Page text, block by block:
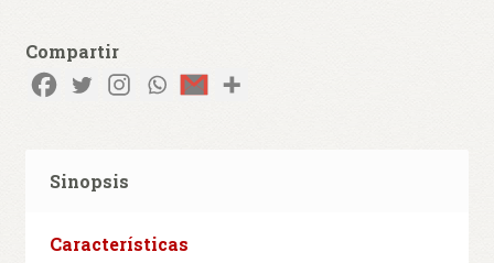
nosotros
cantidad
Compartir
Sinopsis
Características